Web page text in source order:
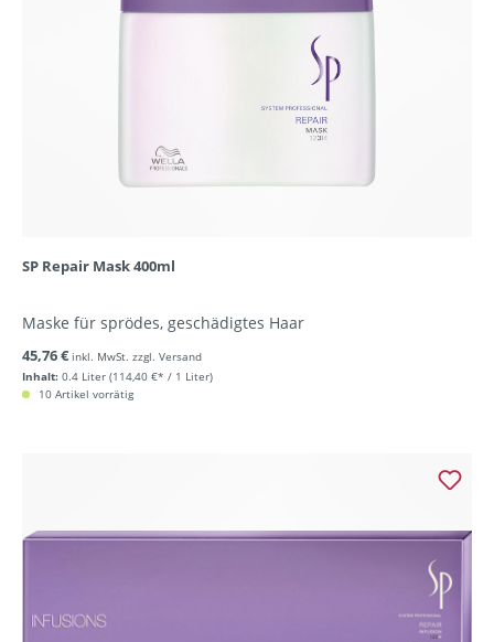
SP Repair Mask 400ml
Maske für sprödes, geschädigtes Haar
Inhalt: 0.4 Liter (114,40 €* / 1 Liter)
45,76 € inkl. MwSt. zzgl. Versand
10 Artikel vorrätig